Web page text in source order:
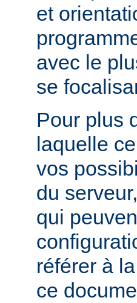
et
avec le
se
Pour plus
laquelle
vos
du
qui
référer à
ce